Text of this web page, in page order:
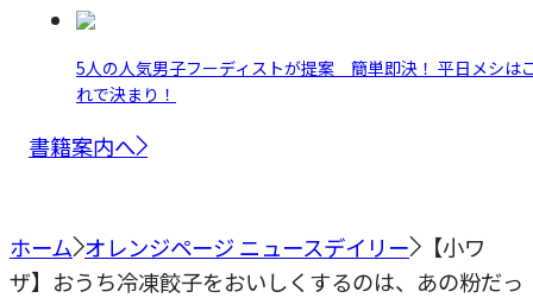
5人の人気男子フーディストが提案 簡単即決！ 平日メシは
れで決まり！
書籍案内へ
ホーム オレンジページ ニュースデイリー
【小ワ
ザ】おうち冷凍餃子をおいしくするのは、あの粉だっ